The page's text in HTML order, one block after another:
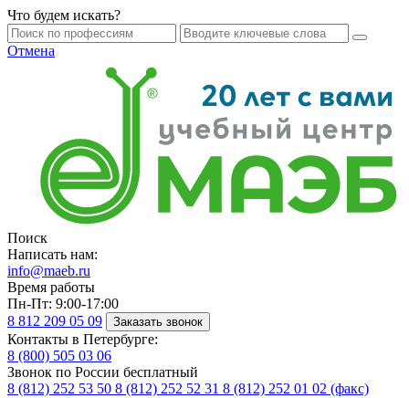
Что будем искать?
Отмена
Поиск
Написать нам:
info@maeb.ru
Время работы
Пн-Пт: 9:00-17:00
8 812 209 05 09 Заказать звонок
Контакты в Петербурге:
8 (800) 505 03 06
Звонок по России бесплатный
8 (812) 252 53 50 8 (812) 252 52 31 8 (812) 252 01 02 (факс)